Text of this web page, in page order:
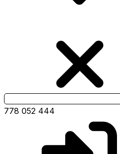
778 052 444